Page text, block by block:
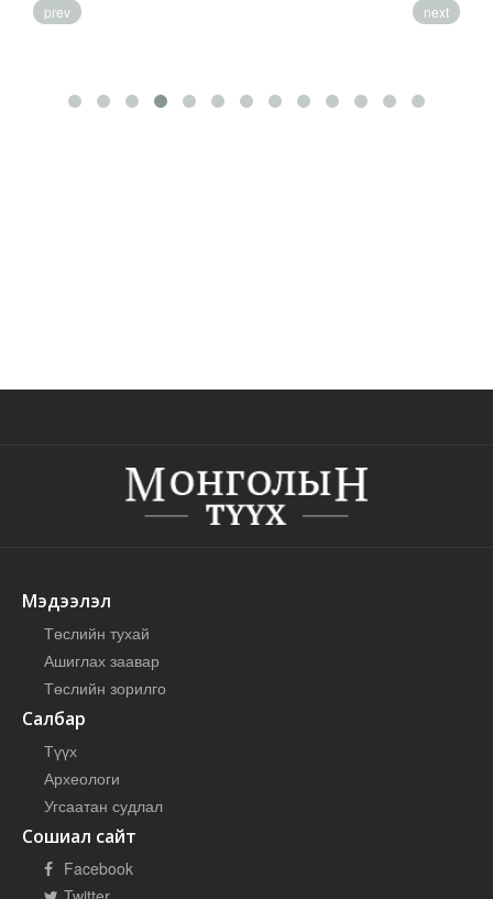
prev next
Мэдээлэл
Төслийн тухай
Ашиглах заавар
Төслийн зорилго
Салбар
Түүх
Археологи
Угсаатан судлал
Сошиал сайт
Facebook